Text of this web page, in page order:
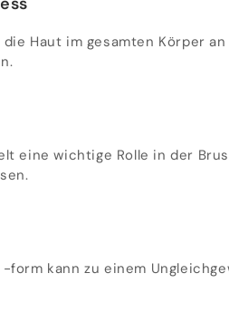
Haut im gesamten Körper
eine wichtige Rolle in der
form kann zu einem